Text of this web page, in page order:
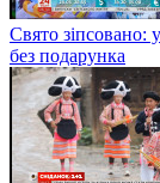
Свято зіпсовано:
без подарунка